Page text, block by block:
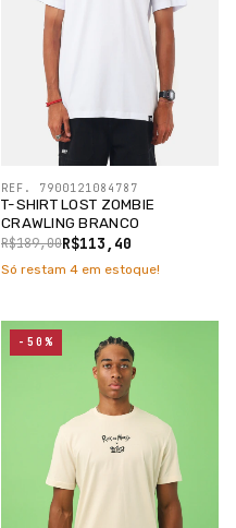
T-SHIRT LOST ZOMBIE
CRAWLING BRANCO
R$113,40
R$189,00
REF. 7900121084787
Só restam 4 em estoque!
-50%